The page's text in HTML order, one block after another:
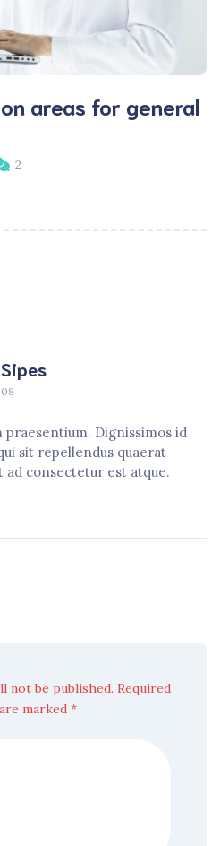
areas for general
2
Dignissimos id
sit repellendus quaerat
consectetur est atque.
not be published. Required
marked *